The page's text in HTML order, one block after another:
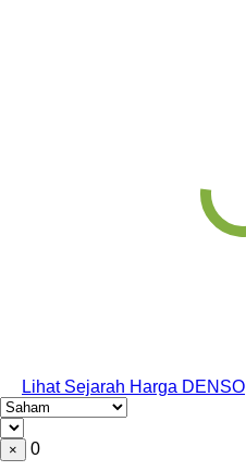
Lihat Sejarah Harga DENSO
× 0